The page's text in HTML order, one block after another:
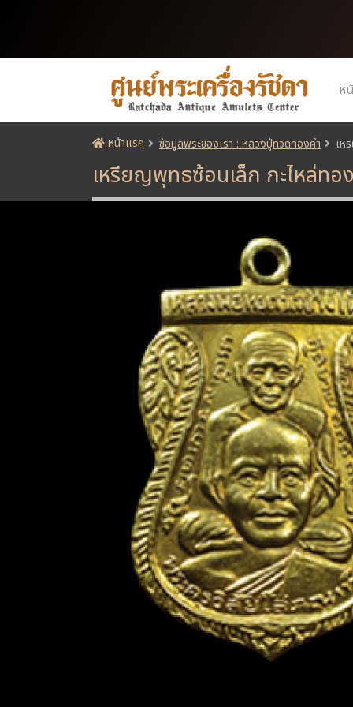
ห
หน้าแรก ข้อมูลพระของเรา : หลวงปู่ทวดทองคำ เห
เหรียญพุทธซ้อนเล็ก กะไหล่ท